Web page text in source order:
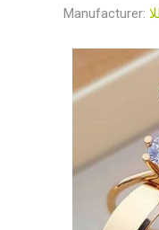
Manufacturer: